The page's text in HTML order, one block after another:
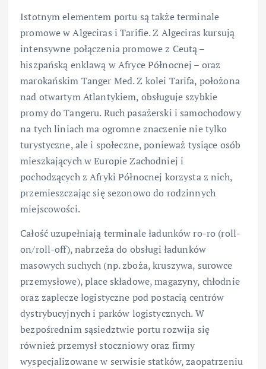
Istotnym elementem portu są także terminale
promowe w Algeciras i Tarifie. Z Algeciras kursują
intensywne połączenia promowe z Ceutą –
hiszpańską enklawą w Afryce Północnej – oraz
marokańskim Tanger Med. Z kolei Tarifa, położona
nad otwartym Atlantykiem, obsługuje szybkie
promy do Tangeru. Ruch pasażerski i samochodowy
na tych liniach ma ogromne znaczenie nie tylko
turystyczne, ale i społeczne, ponieważ tysiące osób
mieszkających w Europie Zachodniej i
pochodzących z Afryki Północnej korzysta z nich,
przemieszczając się sezonowo do rodzinnych
miejscowości.
Całość uzupełniają terminale ładunków ro-ro (roll-
on/roll-off), nabrzeża do obsługi ładunków
masowych suchych (np. zboża, kruszywa, surowce
przemysłowe), place składowe, magazyny, chłodnie
oraz zaplecze logistyczne pod postacią centrów
dystrybucyjnych i parków logistycznych. W
bezpośrednim sąsiedztwie portu rozwija się
również przemysł stoczniowy oraz firmy
wyspecjalizowane w serwisie statków, zaopatrzeniu